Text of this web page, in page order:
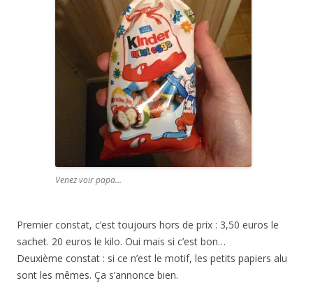
Venez voir papa…
Premier constat, c’est toujours hors de prix : 3,50 euros le
sachet. 20 euros le kilo. Oui mais si c’est bon…
Deuxième constat : si ce n’est le motif, les petits papiers alu
sont les mêmes. Ça s’annonce bien.